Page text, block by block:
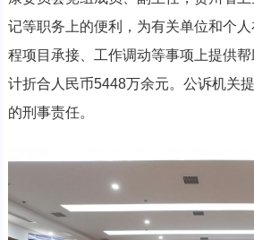
记等职务上的便利，为有关单位和个
程项目承接、工作调动等事项上提供
计折合人民币5448万余元。公诉机关
的刑事责任。